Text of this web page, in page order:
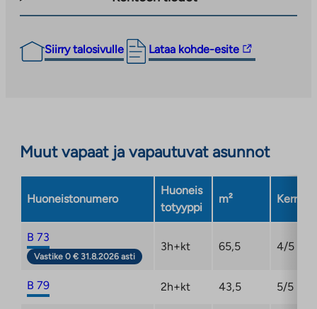
Siirry talosivulle Lataa kohde-esite
Linkki
vie
uuteen
Muut vapaat ja vapautuvat asunnot
Huoneistonumero
Huoneis
totyyppi
m² Kerros
B 73
Vastike 0 € 31.8.2026 asti
3h+kt 65,5 4/5
B 79 2h+kt 43,5 5/5